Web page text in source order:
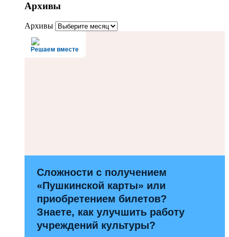
Архивы
Архивы
Решаем вместе
Сложности с получением
«Пушкинской карты» или
приобретением билетов?
Знаете, как улучшить работу
учреждений культуры?